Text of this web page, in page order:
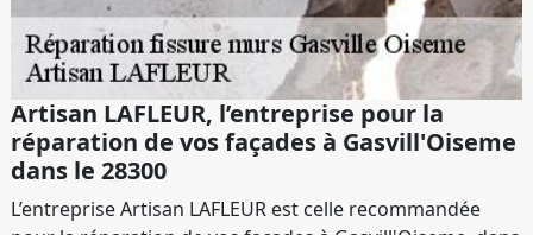
Artisan LAFLEUR, l’entreprise pour la
réparation de vos façades à Gasvill'Oiseme
dans le 28300
L’entreprise Artisan LAFLEUR est celle recommandée